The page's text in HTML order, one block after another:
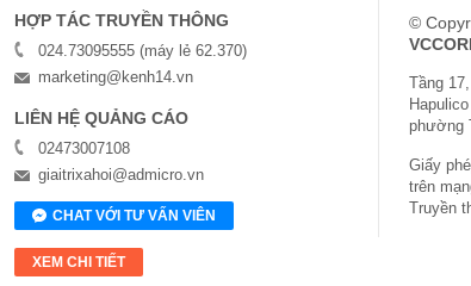
HỢP TÁC TRUYỀN THÔNG
024.73095555 (máy lẻ 62.370)
marketing@kenh14.vn
LIÊN HỆ QUẢNG CÁO
02473007108
giaitrixahoi@admicro.vn
CHAT VỚI TƯ VẤN VIÊN
XEM CHI TIẾT
©
Tầng
phường
Giấy
trên
Truyền